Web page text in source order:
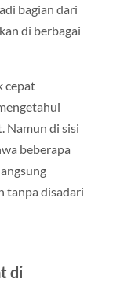
bagian dari
di berbagai
cepat
Namun di sisi
beberapa
tanpa disadari
di